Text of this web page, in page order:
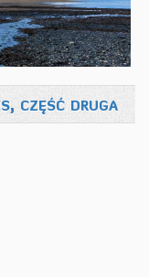
część druga